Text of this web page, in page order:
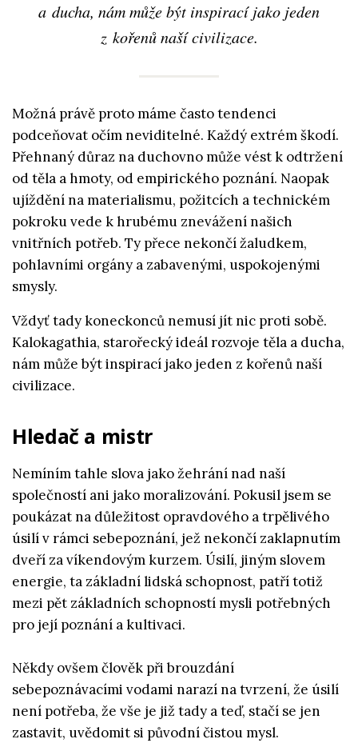
a ducha, nám může být inspirací jako jeden
z kořenů naší civilizace.
Možná právě proto máme často tendenci
podceňovat očím neviditelné. Každý extrém škodí.
Přehnaný důraz na duchovno může vést k odtržení
od těla a hmoty, od empirického poznání. Naopak
ujíždění na materialismu, požitcích a technickém
pokroku vede k hrubému znevážení našich
vnitřních potřeb. Ty přece nekončí žaludkem,
pohlavními orgány a zabavenými, uspokojenými
smysly.
Vždyť tady koneckonců nemusí jít nic proti sobě.
Kalokagathia, starořecký ideál rozvoje těla a ducha,
nám může být inspirací jako jeden z kořenů naší
civilizace.
Hledač a mistr
Nemíním tahle slova jako žehrání nad naší
společností ani jako moralizování. Pokusil jsem se
poukázat na důležitost opravdového a trpělivého
úsilí v rámci sebepoznání, jež nekončí zaklapnutím
dveří za víkendovým kurzem. Úsilí, jiným slovem
energie, ta základní lidská schopnost, patří totiž
mezi pět základních schopností mysli potřebných
pro její poznání a kultivaci.
Někdy ovšem člověk při brouzdání
sebepoznávacími vodami narazí na tvrzení, že úsilí
není potřeba, že vše je již tady a teď, stačí se jen
zastavit, uvědomit si původní čistou mysl.